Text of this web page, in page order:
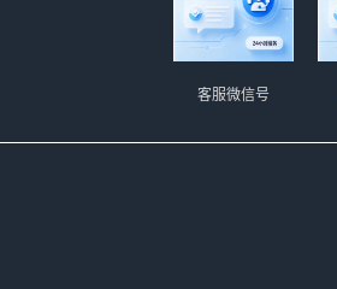
客服微信号